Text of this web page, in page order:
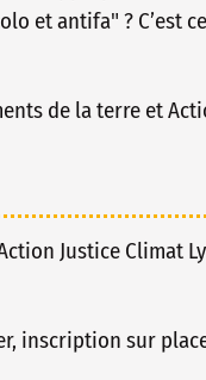
et antifa" ? C’est
de la terre et
Justice Climat
inscription sur